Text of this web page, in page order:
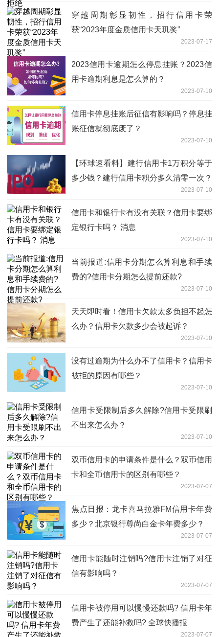
穿越周期彰显韧性，招行信用卡荣
获“2023年度金质信用卡天玑奖”
2023-07-17
2023信用卡逾期怎么停息挂账？2023信
用卡逾期利息是怎么算的？
2023-07-10
信用卡停息挂账后征信有影响吗？停息挂
账征信就彻底废了？
2023-07-10
【环球速看料】建行信用卡1万积分等于
多少钱？建行信用卡积分多久清零一次？
2023-07-10
信用卡和银行卡有没有关联？信用卡要绑
定银行卡吗？ 消息
2023-07-10
当前报道:信用卡分期怎么算利息和手续
费的?信用卡分期怎么提前还款?
2023-07-10
天天即时看！信用卡欠款太多负担不起怎
么办？信用卡欠款多少会被起诉？
2023-07-10
没有过逾期为什么办不了信用卡？信用卡
被拒的原因有哪些？
2023-07-10
信用卡受限制后多久解除?信用卡受限刷
不出来怎么办？
2023-07-10
双币信用卡的申请条件是什么？双币信用
卡和全币信用卡的区别有哪些？
2023-07-07
焦点日报：龙卡喜马拉雅FM信用卡年费
多少？北京银行尊尚白金卡年费多少？
2023-07-07
信用卡能随时注销吗?信用卡注销了对征
信有影响吗？
2023-07-07
信用卡被停用可以慢慢还款吗? 信用卡年
费产生了还能补救吗? 全球快播报
2023-07-07